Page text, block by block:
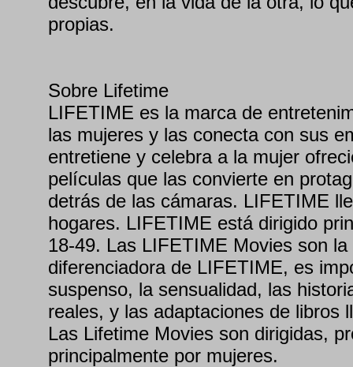
propias.
Sobre Lifetime
LIFETIME es la marca de
las mujeres y las conecta con sus
entretiene y celebra a la mujer
películas que las convierte en
detrás de las cámaras. LIFETIME
hogares. LIFETIME está dirigido
18-49. Las LIFETIME Movies son
diferenciadora de LIFETIME, es
suspenso, la sensualidad, las
reales, y las adaptaciones de libros
Las Lifetime Movies son dirigidas,
principalmente por mujeres.